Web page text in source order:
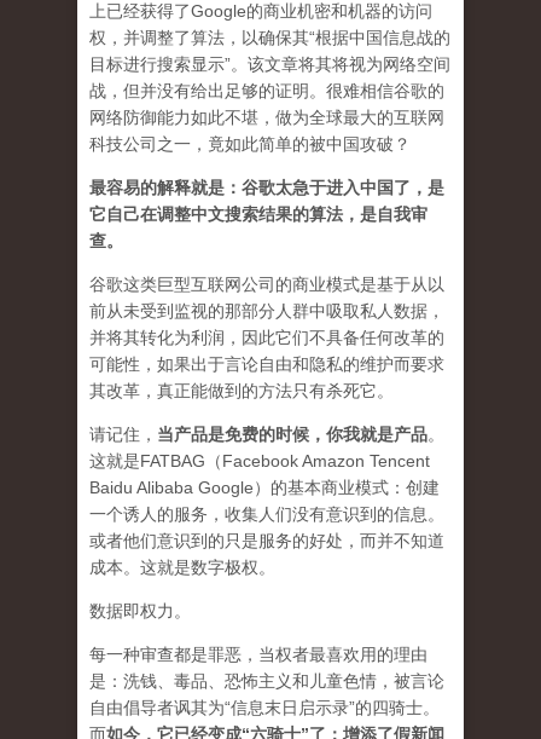
上已经获得了Google的商业机密和机器的访问
权，并调整了算法，以确保其“根据中国信息战的
目标进行搜索显示”。该文章将其将视为网络空间
战，但并没有给出足够的证明。很难相信谷歌的
网络防御能力如此不堪，做为全球最大的互联网
科技公司之一，竟如此简单的被中国攻破？
最容易的解释就是：谷歌太急于进入中国了，是
它自己在调整中文搜索结果的算法，是自我审
查。
谷歌这类巨型互联网公司的商业模式是基于从以
前从未受到监视的那部分人群中吸取私人数据，
并将其转化为利润，因此它们不具备任何改革的
可能性，如果出于言论自由和隐私的维护而要求
其改革，真正能做到的方法只有杀死它。
请记住， 当产品是免费的时候，你我就是产品。
这就是FATBAG（Facebook Amazon Tencent
Baidu Alibaba Google）的基本商业模式：创建
一个诱人的服务，收集人们没有意识到的信息。
或者他们意识到的只是服务的好处，而并不知道
成本。这就是数字极权。
数据即权力。
每一种审查都是罪恶，当权者最喜欢用的理由
是：洗钱、毒品、恐怖主义和儿童色情，被言论
自由倡导者讽其为“信息末日启示录”的四骑士。
而如今，它已经变成“六骑士”了：增添了假新闻